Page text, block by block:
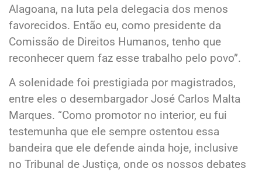
Alagoana, na luta pela delegacia dos menos
favorecidos. Então eu, como presidente da
Comissão de Direitos Humanos, tenho que
reconhecer quem faz esse trabalho pelo povo”.
A solenidade foi prestigiada por magistrados,
entre eles o desembargador José Carlos Malta
Marques. “Como promotor no interior, eu fui
testemunha que ele sempre ostentou essa
bandeira que ele defende ainda hoje, inclusive
no Tribunal de Justiça, onde os nossos debates